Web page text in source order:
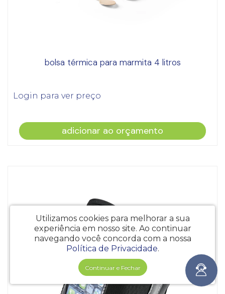
bolsa térmica para marmita 4 litros
Login para ver preço
adicionar ao orçamento
Utilizamos cookies para melhorar a sua
experiência em nosso site. Ao continuar
navegando você concorda com a nossa
Política de Privacidade.
Continuar e Fechar